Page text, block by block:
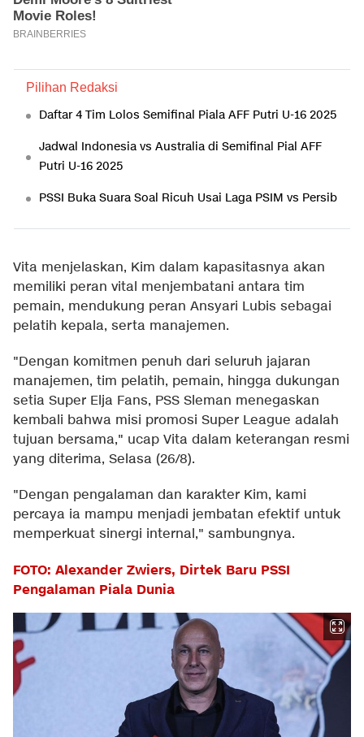
Pilihan Redaksi
Daftar 4 Tim Lolos Semifinal Piala AFF Putri U-16 2025
Jadwal Indonesia vs Australia di Semifinal Pial AFF
Putri U-16 2025
PSSI Buka Suara Soal Ricuh Usai Laga PSIM vs Persib
Vita menjelaskan, Kim dalam kapasitasnya akan
memiliki peran vital menjembatani antara tim
pemain, mendukung peran Ansyari Lubis sebagai
pelatih kepala, serta manajemen.
"Dengan komitmen penuh dari seluruh jajaran
manajemen, tim pelatih, pemain, hingga dukungan
setia Super Elja Fans, PSS Sleman menegaskan
kembali bahwa misi promosi Super League adalah
tujuan bersama," ucap Vita dalam keterangan resmi
yang diterima, Selasa (26/8).
"Dengan pengalaman dan karakter Kim, kami
percaya ia mampu menjadi jembatan efektif untuk
memperkuat sinergi internal," sambungnya.
FOTO: Alexander Zwiers, Dirtek Baru PSSI
Pengalaman Piala Dunia